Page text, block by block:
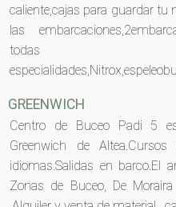
caliente,cajas para guardar tu
las
GREENWICH
Centro de Buceo Padi 5
Greenwich de
idiomas.Salidas en barco.El
Zonas de Buceo, De